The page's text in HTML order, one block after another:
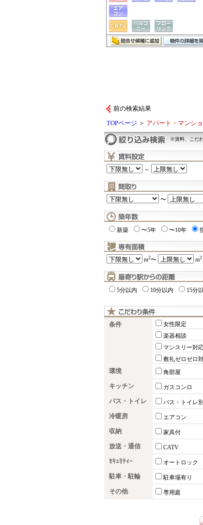
前の検索結果
TOPページ ＞ アパート・マンシ
※賃料、こだ
～
〜
新築 〜5年 〜10年
m2〜 m2
5分以内 10分以内 15分
条件 女性限定
楽器相談
マンスリー対
敷礼ゼロゼロ
環境 角部屋
キッチン ガスコンロ
バス・トイレ バス・トイレ別
冷暖房 エアコン
収納 家具付
放送・通信 CATV
ｾｷｭﾘﾃｨｰ オートロック
駐車・駐輪 駐車場有り
その他 専用庭